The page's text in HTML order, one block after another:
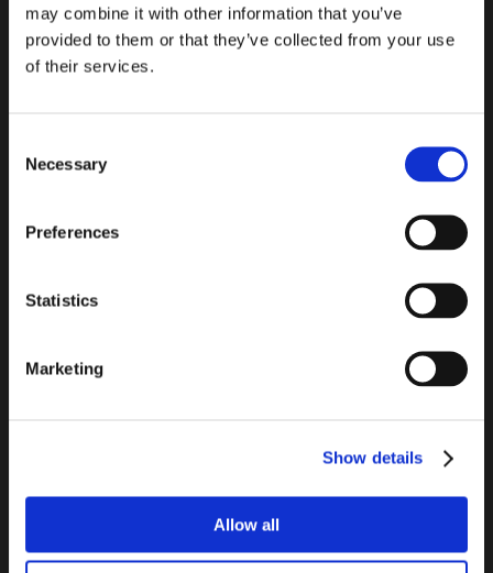
may combine it with other information that you’ve
provided to them or that they’ve collected from your use
of their services.
Selection
Necessary
Preferences
Statistics
Marketing
Show details
Allow all
ENTRA A FAR PARTE DELLA
NOSTRA COMMUNITY!
indirizzo
per
TROVA IL PRODOTTO